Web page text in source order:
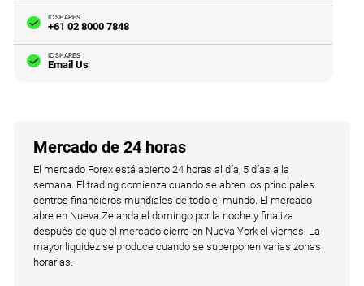
IC SHARES
+61 02 8000 7848
IC SHARES
Email Us
Mercado de 24 horas
El mercado Forex está abierto 24 horas al día, 5 días a la
semana. El trading comienza cuando se abren los principales
centros financieros mundiales de todo el mundo. El mercado
abre en Nueva Zelanda el domingo por la noche y finaliza
después de que el mercado cierre en Nueva York el viernes. La
mayor liquidez se produce cuando se superponen varias zonas
horarias.